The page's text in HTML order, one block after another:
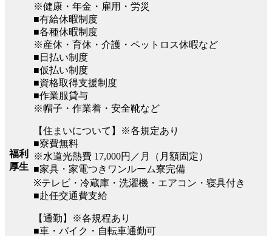
福利
厚生
※健康・年金・雇用・労災
■有給休暇制度
■各種休暇制度
※産休・育休・介護・ペットロス休暇など
■日払い制度
■仮払い制度
■資格取得支援制度
■作業服貸与
※帽子・作業着・安全靴など
【住まいについて】※各規定あり
■寮費無料
※水道光熱費 17,000円／月（月額固定）
■家具・家電つきワンルーム寮完備
※テレビ・冷蔵庫・洗濯機・エアコン・寝具付き
■赴任交通費支給
【通勤】※各規程あり
■車・バイク・自転車通勤可